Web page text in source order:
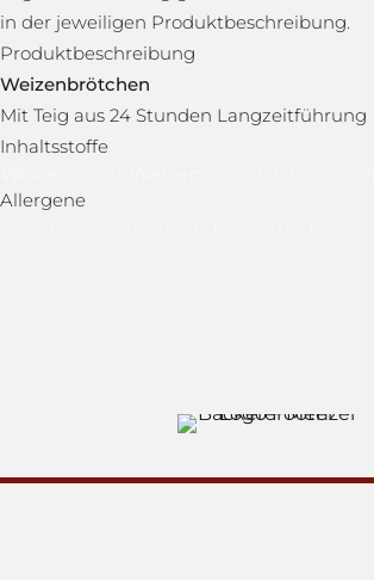
in der jeweiligen Produktbeschreibung.
Produktbeschreibung
Weizenbrötchen
Mit Teig aus 24 Stunden Langzeitführung
Inhaltsstoffe
Allergene